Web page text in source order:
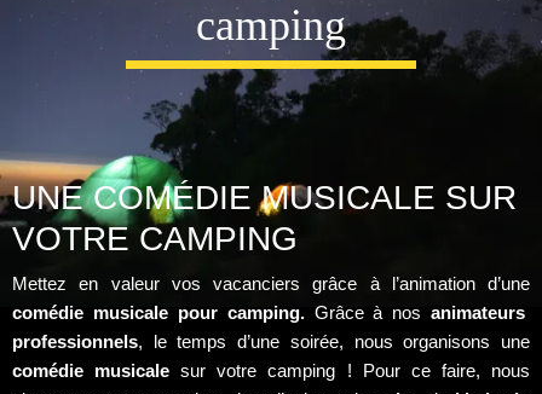
camping
UNE COMÉDIE MUSICALE SUR
VOTRE CAMPING
Mettez en valeur vos vacanciers grâce à l’animation d’une
comédie musicale pour camping. Grâce à nosanimateurs
professionnels, le temps d’une soirée, nous organisons une
comédie musicale sur votre camping ! Pour ce faire, nous